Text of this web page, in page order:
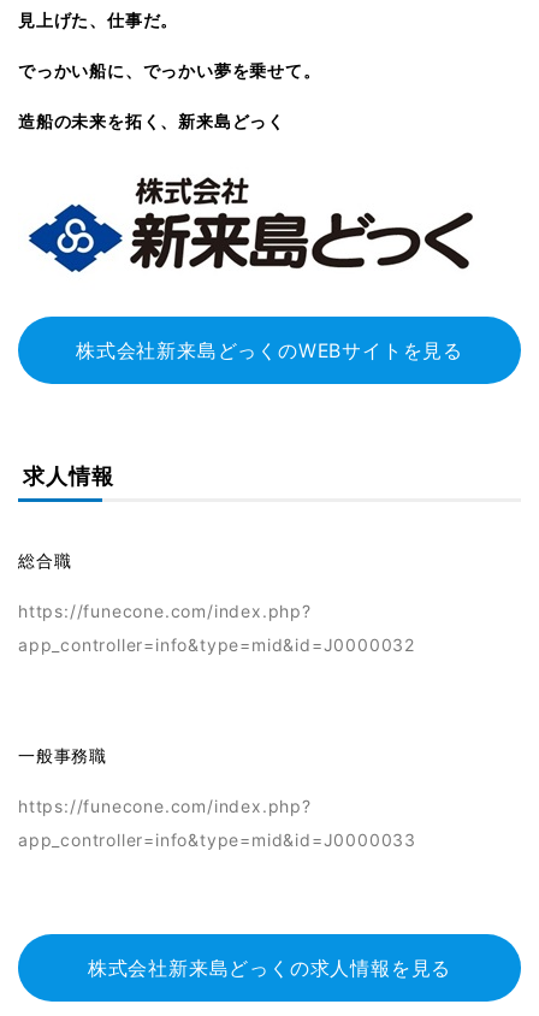
見上げた、仕事だ。
でっかい船に、でっかい夢を乗せて。
造船の未来を拓く、新来島どっく
株式会社新来島どっくのWEBサイトを見る
求人情報
総合職
https://funecone.com/index.php?
app_controller=info&type=mid&id=J0000032
一般事務職
https://funecone.com/index.php?
app_controller=info&type=mid&id=J0000033
株式会社新来島どっくの求人情報を見る